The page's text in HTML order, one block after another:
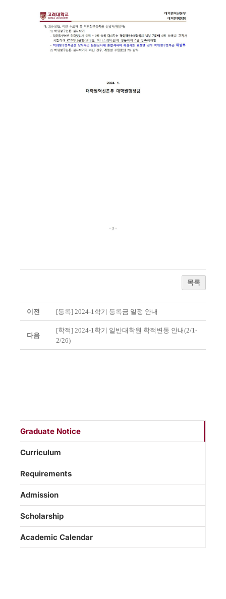
목록
이전 [등록] 2024-1학기 등록금 일정 안내
다음
[학적] 2024-1학기 일반대학원 학적변동 안내(2/1-
2/26)
Graduate Notice
Curriculum
Requirements
Admission
Scholarship
Academic Calendar